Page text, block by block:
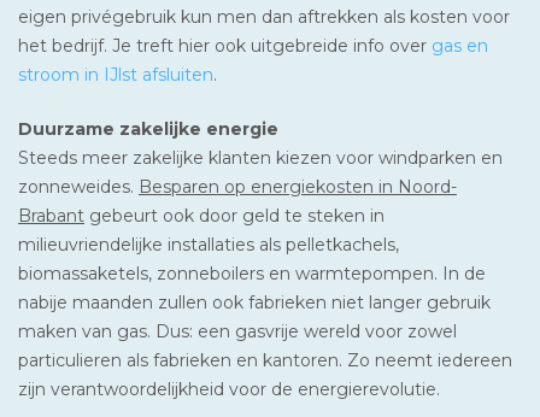
eigen privégebruik kun men dan aftrekken als kosten voor
het bedrijf. Je treft hier ook uitgebreide info over gas en
stroom in IJlst afsluiten.
Duurzame zakelijke energie
Steeds meer zakelijke klanten kiezen voor windparken en
zonneweides. Besparen op energiekosten in Noord-
Brabant gebeurt ook door geld te steken in
milieuvriendelijke installaties als pelletkachels,
biomassaketels, zonneboilers en warmtepompen. In de
nabije maanden zullen ook fabrieken niet langer gebruik
maken van gas. Dus: een gasvrije wereld voor zowel
particulieren als fabrieken en kantoren. Zo neemt iedereen
zijn verantwoordelijkheid voor de energierevolutie.